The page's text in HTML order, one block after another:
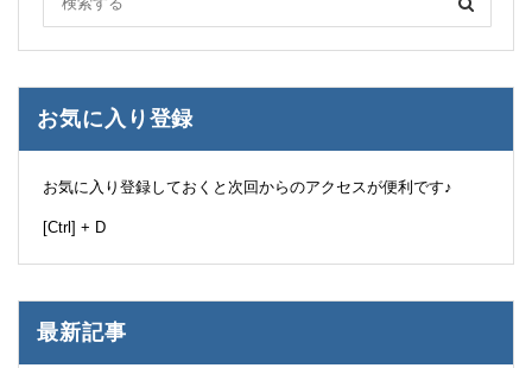
お気に入り登録
お気に入り登録しておくと次回からのアクセスが便利です♪
[Ctrl] + D
最新記事